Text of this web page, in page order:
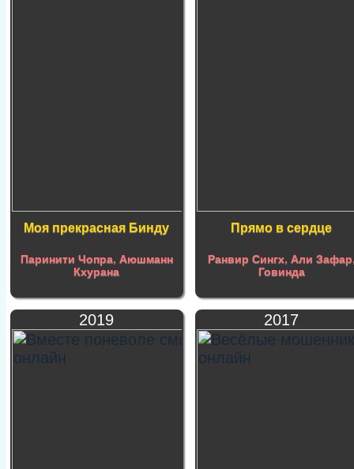
Моя прекрасная Бинду
Паринити Чопра, Аюшманн
Кхурана
Прямо в сердце
Ранвир Сингх, Али Зафар
Говинда
2019 2017